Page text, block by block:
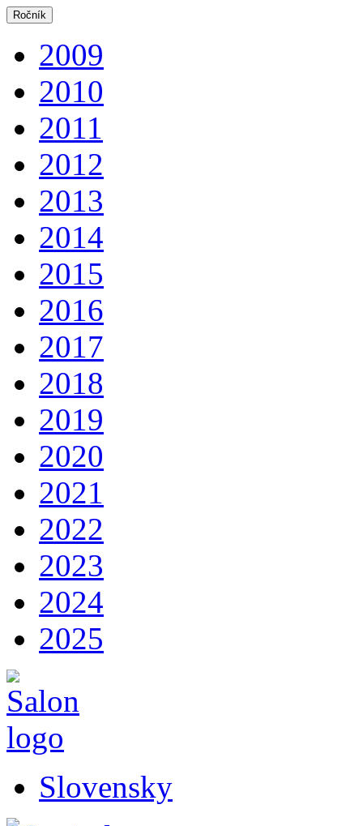
Ročník
2009
2010
2011
2012
2013
2014
2015
2016
2017
2018
2019
2020
2021
2022
2023
2024
2025
Slovensky